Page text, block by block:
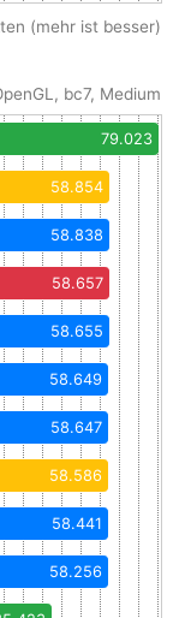
(mehr ist besser)
bc7, Medium
79.023
58.854
58.838
58.657
58.655
58.649
58.647
58.586
58.441
58.256